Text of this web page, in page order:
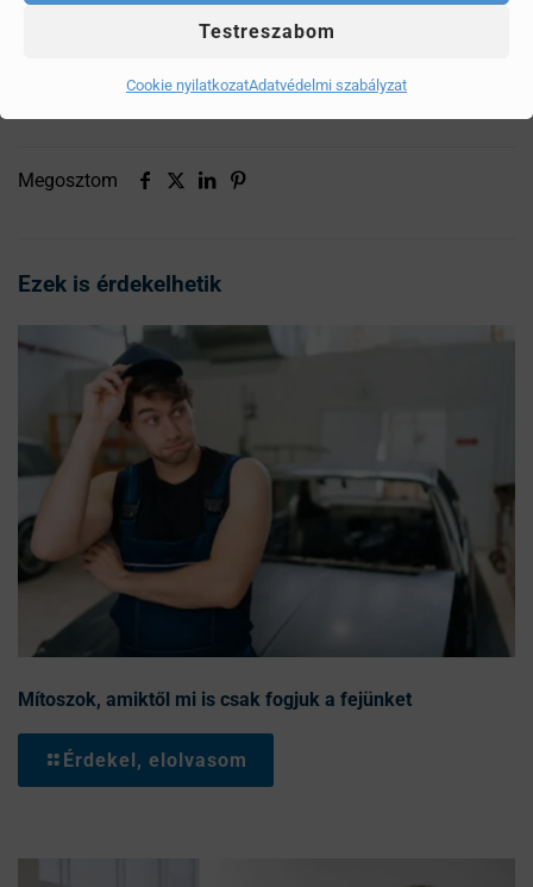
Testreszabom
Cookie nyilatkozatAdatvédelmi szabályzat
városban kocsikázunk, mert ilyen rövidtávon nem tud
végezni, és ugyanúgy kokszolódik a rendszer.
Megosztom
Ezek is érdekelhetik
Mítoszok, amiktől mi is csak fogjuk a fejünket
Érdekel, elolvasom